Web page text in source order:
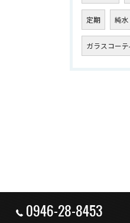
定期 純水
ガラスコー
0946-28-8453